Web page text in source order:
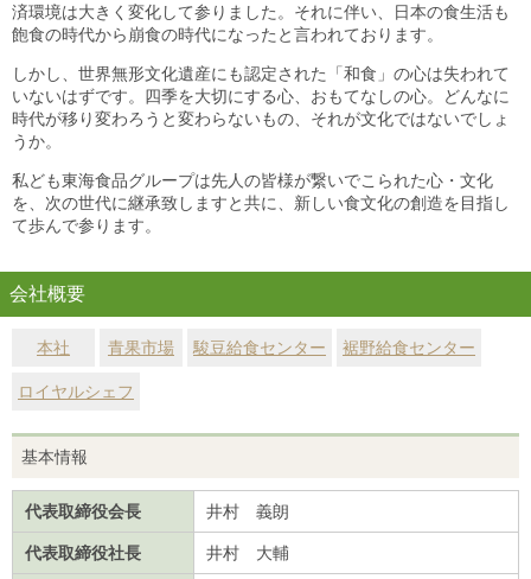
済環境は大きく変化して参りました。それに伴い、日本の食生活も
飽食の時代から崩食の時代になったと言われております。
しかし、世界無形文化遺産にも認定された「和食」の心は失われて
いないはずです。四季を大切にする心、おもてなしの心。どんなに
時代が移り変わろうと変わらないもの、それが文化ではないでしょ
うか。
私ども東海食品グループは先人の皆様が繋いでこられた心・文化
を、次の世代に継承致しますと共に、新しい食文化の創造を目指し
て歩んで参ります。
会社概要
本社 青果市場 駿豆給食センター 裾野給食センター
ロイヤルシェフ
基本情報
代表取締役会長 井村 義朗
代表取締役社長 井村 大輔